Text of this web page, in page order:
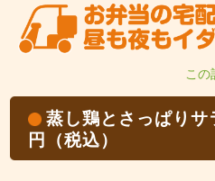
この
蒸し鶏とさっぱり
円（税込）